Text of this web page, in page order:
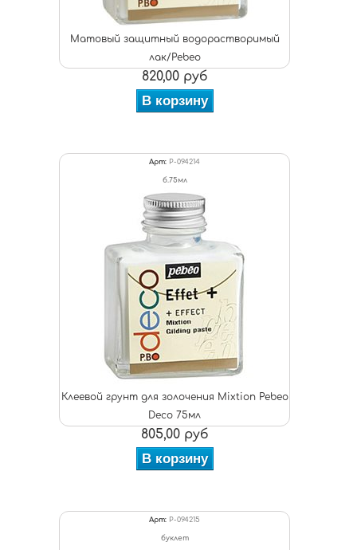
Матовый защитный водорастворимый
лак/Pebeo
820,00 руб
В корзину
Арт: P-094214
б.75мл
Клеевой грунт для золочения Mixtion Pebeo
Deco 75мл
805,00 руб
В корзину
Арт: P-094215
буклет